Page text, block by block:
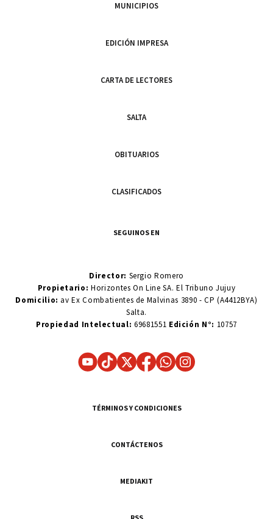
MUNICIPIOS
EDICIÓN IMPRESA
CARTA DE LECTORES
SALTA
OBITUARIOS
CLASIFICADOS
SEGUINOS EN
Director: Sergio Romero
Propietario:Horizontes On Line SA. El Tribuno Jujuy
Domicilio: av Ex Combatientes de Malvinas 3890 - CP (A4412BYA)
Salta.
Propiedad Intelectual: 69681551 Edición N°: 10757
TÉRMINOS Y CONDICIONES
CONTÁCTENOS
MEDIAKIT